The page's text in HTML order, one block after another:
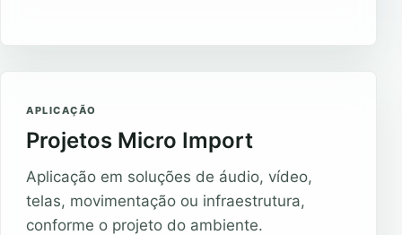
APLICAÇÃO
Projetos Micro Import
Aplicação em soluções de áudio, vídeo,
telas, movimentação ou infraestrutura,
conforme o projeto do ambiente.